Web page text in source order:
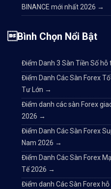
BINANCE mới nhất 2026 →
Bình Chọn Nổi Bật
Điểm Danh 3 Sàn Tiền Số
Điểm Danh Các Sàn Forex
Tư Lớn →
Điểm danh các sàn Forex
2026 →
Điểm Danh Các Sàn Forex
Nam 2026 →
Điểm Danh Các Sàn Forex
Tế 2026 →
Điểm danh Các Sàn Forex